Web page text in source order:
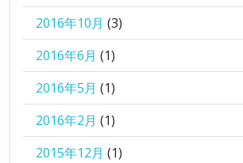
2016年10月 (3)
2016年6月 (1)
2016年5月 (1)
2016年2月 (1)
2015年12月 (1)